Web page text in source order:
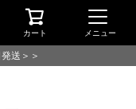
カート メニュー
送＞＞